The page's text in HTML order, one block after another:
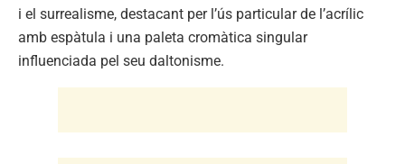
i el surrealisme, destacant per l’ús particular de l’acrílic
amb espàtula i una paleta cromàtica singular
influenciada pel seu daltonisme.